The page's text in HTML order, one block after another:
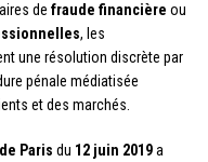
de fraude financière ou
, les
une résolution discrète par
pénale médiatisée
et des marchés.
Paris du 12 juin 2019a